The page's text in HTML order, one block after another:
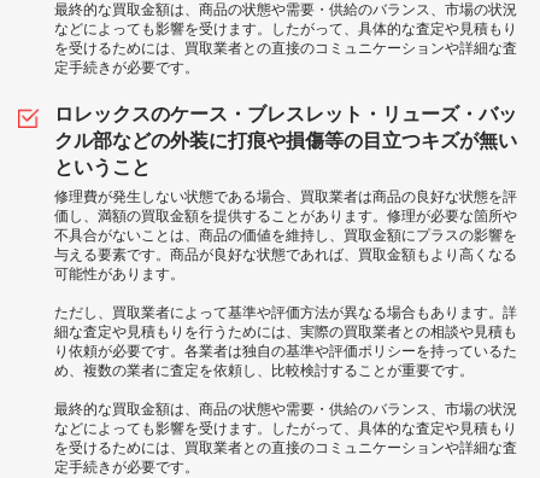
最終的な買取金額は、商品の状態や需要・供給のバランス、市場の状況
などによっても影響を受けます。したがって、具体的な査定や見積もり
を受けるためには、買取業者との直接のコミュニケーションや詳細な査
定手続きが必要です。
ロレックスのケース・ブレスレット・リューズ・バッ
クル部などの外装に打痕や損傷等の目立つキズが無い
ということ
修理費が発生しない状態である場合、買取業者は商品の良好な状態を評
価し、満額の買取金額を提供することがあります。修理が必要な箇所や
不具合がないことは、商品の価値を維持し、買取金額にプラスの影響を
与える要素です。商品が良好な状態であれば、買取金額もより高くなる
可能性があります。
ただし、買取業者によって基準や評価方法が異なる場合もあります。詳
細な査定や見積もりを行うためには、実際の買取業者との相談や見積も
り依頼が必要です。各業者は独自の基準や評価ポリシーを持っているた
め、複数の業者に査定を依頼し、比較検討することが重要です。
最終的な買取金額は、商品の状態や需要・供給のバランス、市場の状況
などによっても影響を受けます。したがって、具体的な査定や見積もり
を受けるためには、買取業者との直接のコミュニケーションや詳細な査
定手続きが必要です。